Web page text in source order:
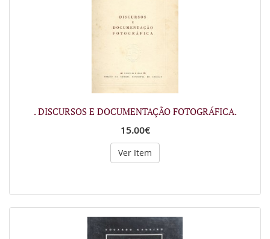
. DISCURSOS E DOCUMENTAÇÃO FOTOGRÁFICA.
15.00€
Ver Item